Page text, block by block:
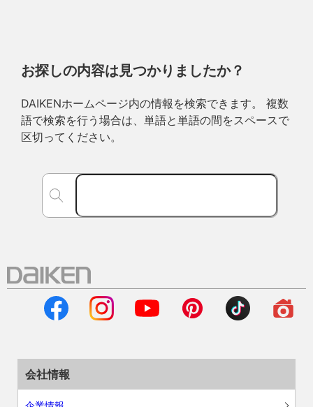
お探しの内容は見つかりましたか？
DAIKENホームページ内の情報を検索できます。 複数
語で検索を行う場合は、単語と単語の間をスペースで
区切ってください。
会社情報